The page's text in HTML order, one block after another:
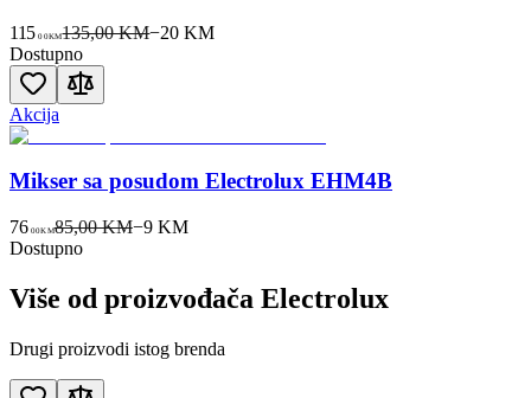
115 00KM135,00 KM−20 KM
Dostupno
Akcija
Mikser sa posudom Electrolux EHM4B
76 00KM85,00 KM−9KM
Dostupno
Više od proizvođača Electrolux
Drugi proizvodi istog brenda